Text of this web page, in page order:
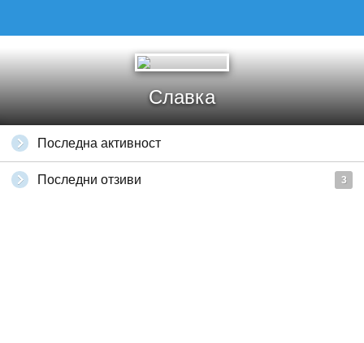
Славка
Последна активност
Последни отзиви 3